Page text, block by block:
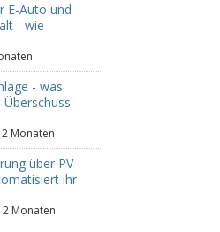
E-Auto und
- wie
- was
Monaten
über PV
ihr
Monaten